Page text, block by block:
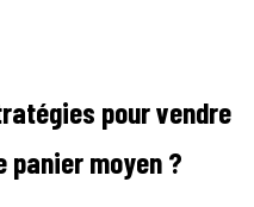
pour vendre
panier moyen ?